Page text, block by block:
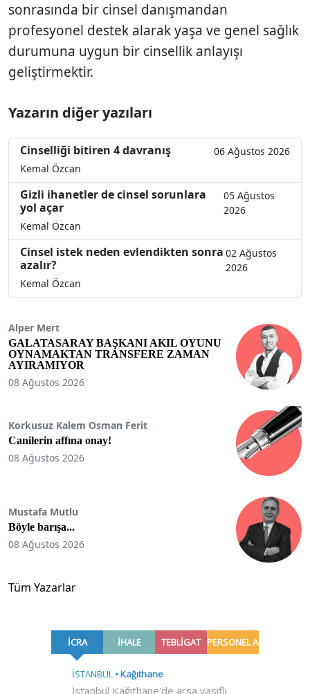
sonrasında bir cinsel danışmandan
profesyonel destek alarak yaşa ve genel sağlık
durumuna uygun bir cinsellik anlayışı
geliştirmektir.
Yazarın diğer yazıları
Cinselliği bitiren 4 davranış
06 Ağustos 2026
Kemal Özcan
Gizli ihanetler de cinsel sorunlara
yol açar
05 Ağustos
2026
Kemal Özcan
Cinsel istek neden evlendikten sonra
azalır?
02 Ağustos
2026
Kemal Özcan
Alper Mert
GALATASARAY BAŞKANI AKIL OYUNU
OYNAMAKTAN TRANSFERE ZAMAN
AYIRAMIYOR
08 Ağustos 2026
Korkusuz Kalem Osman Ferit
Canilerin affına onay!
08 Ağustos 2026
Mustafa Mutlu
Böyle barışa...
08 Ağustos 2026
Tüm Yazarlar